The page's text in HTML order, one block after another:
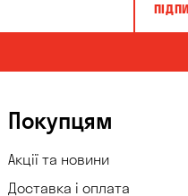
Покупцям
Акції та новини
Доставка і оплата